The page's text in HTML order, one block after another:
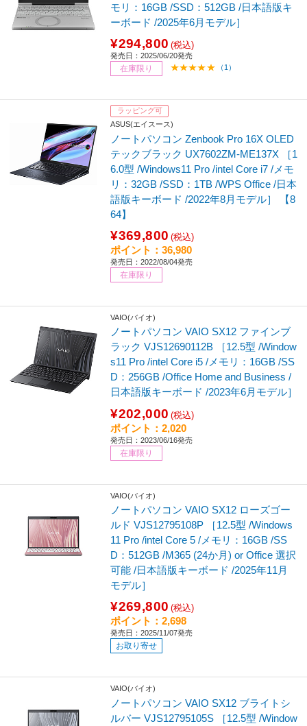
モリ：16GB /SSD：512GB /日本語版キ
ーボード /2025年6月モデル］
¥294,800 (税込)
発売日：2025/06/20発売
在庫限り （1）
ラッピング可
ASUS(エイスース)
ノートパソコン Zenbook Pro 16X OLED
テックブラック UX7602ZM-ME137X ［1
6.0型 /Windows11 Pro /intel Core i7 /メモ
リ：32GB /SSD：1TB /WPS Office /日本
語版キーボード /2022年8月モデル］ 【8
64】
¥369,800 (税込)
ポイント：36,980
発売日：2022/08/04発売
在庫限り
VAIO(バイオ)
ノートパソコン VAIO SX12 ファインブ
ラック VJS12690112B ［12.5型 /Window
s11 Pro /intel Core i5 /メモリ：16GB /SS
D：256GB /Office Home and Business /
日本語版キーボード /2023年6月モデル］
¥202,000 (税込)
ポイント：2,020
発売日：2023/06/16発売
在庫限り
VAIO(バイオ)
ノートパソコン VAIO SX12 ローズゴー
ルド VJS12795108P ［12.5型 /Windows
11 Pro /intel Core 5 /メモリ：16GB /SS
D：512GB /M365 (24か月) or Office 選択
可能 /日本語版キーボード /2025年11月
モデル］
¥269,800 (税込)
ポイント：2,698
発売日：2025/11/07発売
お取り寄せ
VAIO(バイオ)
ノートパソコン VAIO SX12 ブライトシ
ルバー VJS12795105S ［12.5型 /Window